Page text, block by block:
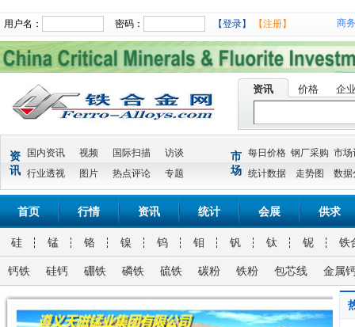
用户名： 密码： 【登录】 【注册】 商
资讯 价格 企
资
讯
国内资讯 视频 国际扫描
访谈
行业透视
图片 热点评论 专题
市
场
每日价格 钢厂采购 市场
统计数据
走势图 数据
首页 行情 资讯 统计 会展 供求
硅 锰 铬 镍 钨 钼 钒 钛 铌 铁
钙铁 硅钙 硼铁 磷铁 硫铁 碳粉 铁粉 包芯线 金属